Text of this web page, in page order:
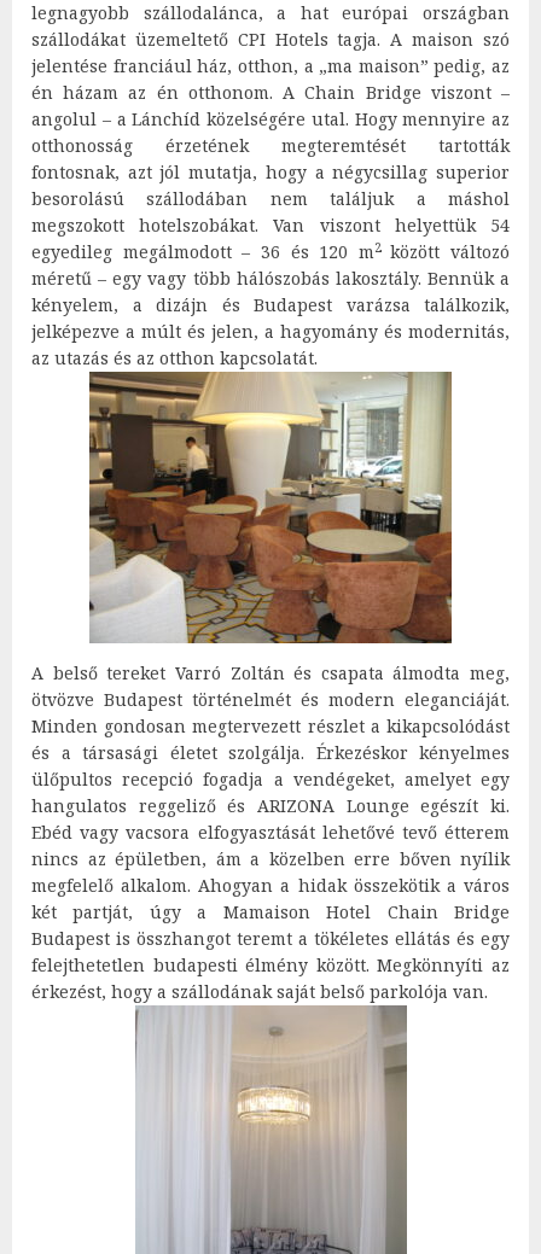
legnagyobb szállodalánca, a hat európai országban
szállodákat üzemeltető CPI Hotels tagja. A maison szó
jelentése franciául ház, otthon, a „ma maison” pedig, az
én házam az én otthonom. A Chain Bridge viszont –
angolul – a Lánchíd közelségére utal. Hogy mennyire az
otthonosság érzetének megteremtését tartották
fontosnak, azt jól mutatja, hogy a négycsillag superior
besorolású szállodában nem találjuk a máshol
megszokott hotelszobákat. Van viszont helyettük 54
egyedileg megálmodott – 36 és 120 m2között változó
méretű – egy vagy több hálószobás lakosztály. Bennük a
kényelem, a dizájn és Budapest varázsa találkozik,
jelképezve a múlt és jelen, a hagyomány és modernitás,
az utazás és az otthon kapcsolatát.
A belső tereket Varró Zoltán és csapata álmodta meg,
ötvözve Budapest történelmét és modern eleganciáját.
Minden gondosan megtervezett részlet a kikapcsolódást
és a társasági életet szolgálja. Érkezéskor kényelmes
ülőpultos recepció fogadja a vendégeket, amelyet egy
hangulatos reggeliző és ARIZONA Lounge egészít ki.
Ebéd vagy vacsora elfogyasztását lehetővé tevő étterem
nincs az épületben, ám a közelben erre bőven nyílik
megfelelő alkalom. Ahogyan a hidak összekötik a város
két partját, úgy a Mamaison Hotel Chain Bridge
Budapest is összhangot teremt a tökéletes ellátás és egy
felejthetetlen budapesti élmény között. Megkönnyíti az
érkezést, hogy a szállodának saját belső parkolója van.